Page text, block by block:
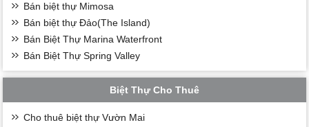
Bán biệt thự Mimosa
Bán biệt thự Đảo(The Island)
Bán Biệt Thự Marina Waterfront
Bán Biệt Thự Spring Valley
Biệt Thự Cho Thuê
Cho thuê biệt thự Vườn Mai